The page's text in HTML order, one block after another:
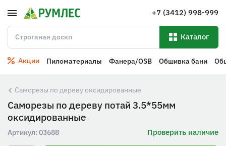
+7 (3412) 998-999
Каталог
Акции Пиломатериалы Фанера/OSB Обшивка бани
Саморезы по дереву оксидированные
Саморезы по дереву потай 3.5*55мм
оксидированные
Артикул: 03688 Проверить наличие